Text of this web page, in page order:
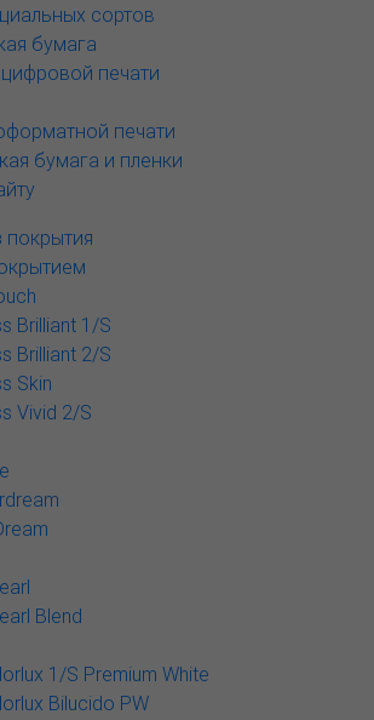
сортов
бумага
печати
печати
бумага и пленки
покрытия
Brilliant 1/S
Brilliant 2/S
Skin
Vivid 2/S
Blend
1/S Premium White
Bilucido PW